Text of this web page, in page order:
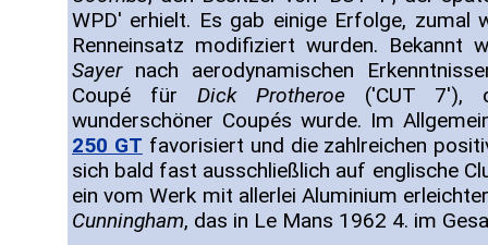
WPD' erhielt. Es gab einige Erfolge, zumal
Renneinsatz modifiziert wurden. Bekannt
Sayernach aerodynamischen
Coupé für Dick Protheroe('CUT 7'),
wunderschöner Coupés wurde. Im
250 GT favorisiert und die zahlreichen
sich bald fast ausschließlich auf englische
ein vom Werk mit allerlei Aluminium
Cunningham, das in Le Mans 1962 4. im